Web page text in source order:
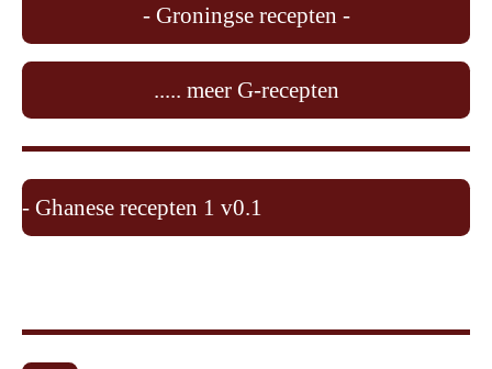
- Groningse recepten -
..... meer G-recepten
- Ghanese recepten 1 v0.1